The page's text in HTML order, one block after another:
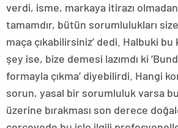
verdi, isme, markaya itirazı
tamamdır, bütün sorumlulukları
maça çıkabilirsiniz’ dedi. Halbuki
şey ise, bize demesi lazımdı ki
formayla çıkma’ diyebilirdi. Hangi
sorun, yasal bir sorumluluk varsa
üzerine bırakması son derece